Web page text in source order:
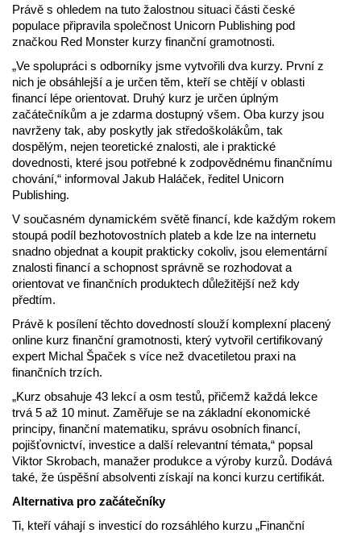
Právě s ohledem na tuto žalostnou situaci části české
populace připravila společnost Unicorn Publishing pod
značkou Red Monster kurzy finanční gramotnosti.
„Ve spolupráci s odborníky jsme vytvořili dva kurzy. První z
nich je obsáhlejší a je určen těm, kteří se chtějí v oblasti
financí lépe orientovat. Druhý kurz je určen úplným
začátečníkům a je zdarma dostupný všem. Oba kurzy jsou
navrženy tak, aby poskytly jak středoškolákům, tak
dospělým, nejen teoretické znalosti, ale i praktické
dovednosti, které jsou potřebné k zodpovědnému finančnímu
chování,“ informoval Jakub Haláček, ředitel Unicorn
Publishing.
V současném dynamickém světě financí, kde každým rokem
stoupá podíl bezhotovostních plateb a kde lze na internetu
snadno objednat a koupit prakticky cokoliv, jsou elementární
znalosti financí a schopnost správně se rozhodovat a
orientovat ve finančních produktech důležitější než kdy
předtím.
Právě k posílení těchto dovedností slouží komplexní placený
online kurz finanční gramotnosti, který vytvořil certifikovaný
expert Michal Špaček s více než dvacetiletou praxi na
finančních trzích.
„Kurz obsahuje 43 lekcí a osm testů, přičemž každá lekce
trvá 5 až 10 minut. Zaměřuje se na základní ekonomické
principy, finanční matematiku, správu osobních financí,
pojišťovnictví, investice a další relevantní témata,“ popsal
Viktor Skrobach, manažer produkce a výroby kurzů. Dodává
také, že úspěšní absolventi získají na konci kurzu certifikát.
Alternativa pro začátečníky
Ti, kteří váhají s investicí do rozsáhlého kurzu „Finanční